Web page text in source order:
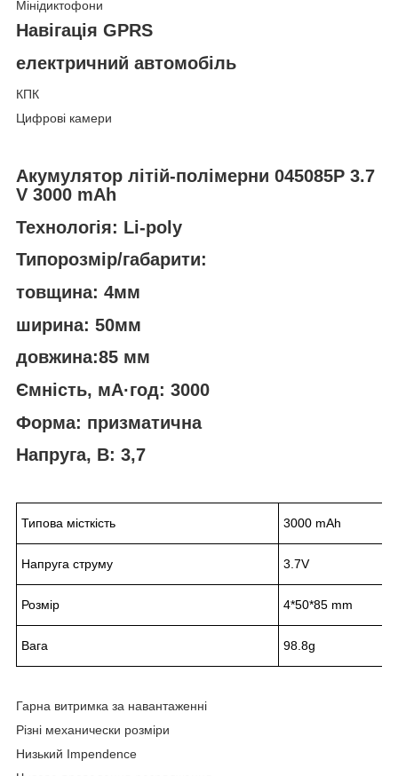
Мінідиктофони
Навігація GPRS
електричний автомобіль
КПК
Цифрові камери
Акумулятор літій-полімерни 045085P 3.7
V 3000 mAh
Технологія: Li-poly
Типорозмір/габарити:
товщина: 4мм
ширина: 50мм
довжина:85 мм
Ємність, мА·год: 3000
Форма: призматична
Напруга, В: 3,7
Типова місткість 3000 mAh
Напруга струму 3.7V
Розмір 4*50*85 mm
Вага 98.8g
Гарна витримка за навантаженні
Різні механически розміри
Низький Impendence